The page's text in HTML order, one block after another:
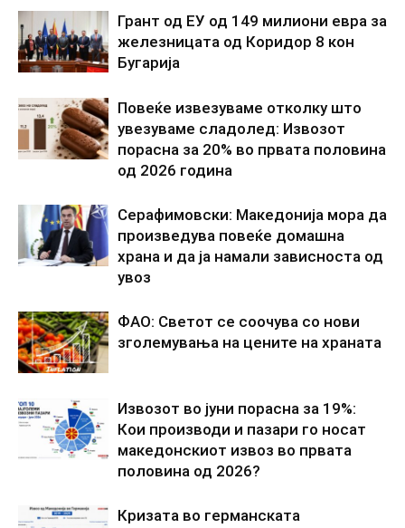
Грант од ЕУ од 149 милиони евра за
железницата од Коридор 8 кон
Бугарија
Повеќе извезуваме отколку што
увезуваме сладолед: Извозот
порасна за 20% во првата половина
од 2026 година
Серафимовски: Македонија мора да
произведува повеќе домашна
храна и да ја намали зависноста од
увоз
ФАО: Светот се соочува со нови
зголемувања на цените на храната
Извозот во јуни порасна за 19%:
Кои производи и пазари го носат
македонскиот извоз во првата
половина од 2026?
Кризата во германската